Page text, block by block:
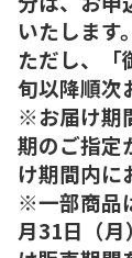
いたします。
ただし、「
旬以降順次
※お届け期
期のご指定
け期間内に
※一部商品
月31日（